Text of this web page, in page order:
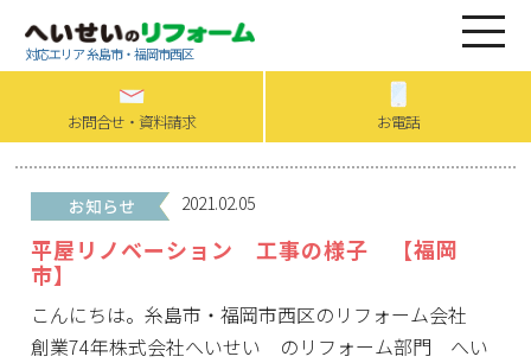
対応エリア 糸島市・福岡市西区
お問合せ・資料請求 お電話
2021.02.05
平屋リノベーション 工事の様子 【福岡
市】
こんにちは。糸島市・福岡市西区のリフォーム会社
創業74年株式会社へいせい のリフォーム部門 へい